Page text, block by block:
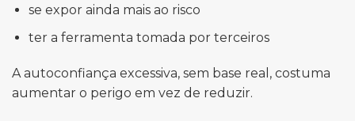
se expor ainda mais ao risco
ter a ferramenta tomada por terceiros
A autoconfiança excessiva, sem base real, costuma
aumentar o perigo em vez de reduzir.